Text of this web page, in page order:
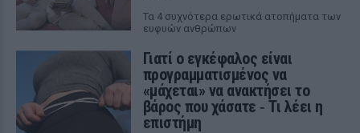
Τα 4 συχνότερα ερωτικά ατοπήματα των
ευφυών ανθρώπων
Γιατί ο εγκέφαλος είναι
προγραμματισμένος να
«μάχεται» να ανακτήσει το
βάρος που χάσατε ‑ Τι λέει η
επιστήμη